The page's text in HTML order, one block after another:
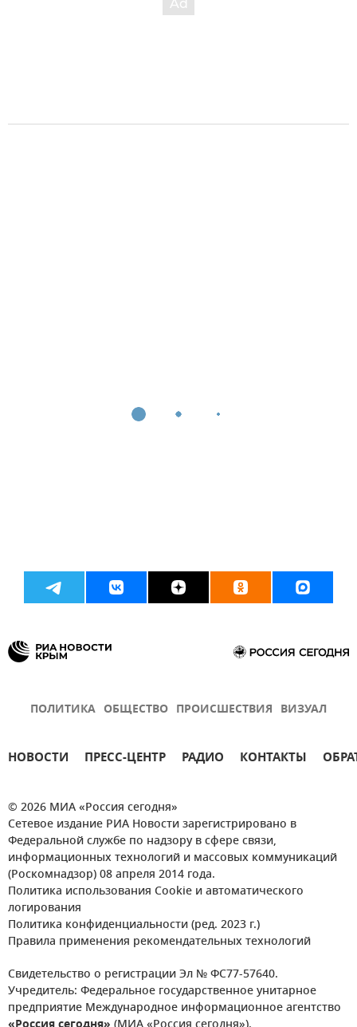
ПОЛИТИКА ОБЩЕСТВО ПРОИСШЕСТВИЯ ВИЗУАЛ
НОВОСТИ ПРЕСС-ЦЕНТР РАДИО КОНТАКТЫ
© 2026 МИА «Россия сегодня»
Сетевое издание РИА Новости зарегистрировано в
Федеральной службе по надзору в сфере связи,
информационных технологий и массовых коммуникаций
(Роскомнадзор) 08 апреля 2014 года.
Политика использования Cookie и автоматического
логирования
Политика конфиденциальности (ред. 2023 г.)
Правила применения рекомендательных технологий
Свидетельство о регистрации Эл № ФС77-57640.
Учредитель: Федеральное государственное унитарное
предприятие Международное информационное агентство